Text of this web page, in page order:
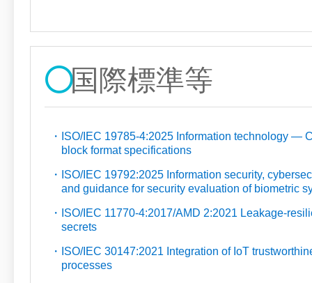
国際標準等
ISO/IEC 19785-4:2025 Information technology —
block format specifications
ISO/IEC 19792:2025 Information security,
and guidance for security evaluation of biometric
ISO/IEC 11770-4:2017/AMD 2:2021 Leakage-
secrets
ISO/IEC 30147:2021 Integration of IoT
processes